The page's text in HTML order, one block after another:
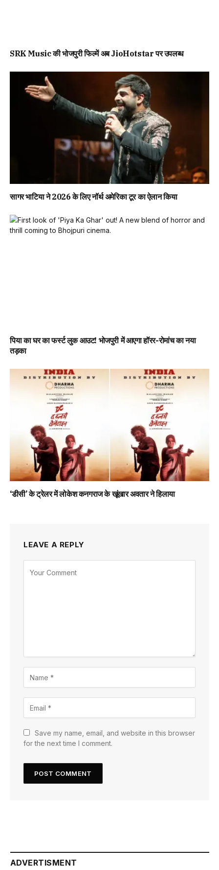
SRK Music की भोजपुरी फिल्में अब JioHotstar पर उपलब्ध
सागर भाटिया ने 2026 के लिए नॉर्थ अमेरिका टूर का ऐलान किया
पिया का घर का फर्स्ट लुक आउट! भोजपुरी में आएगा हॉरर-रोमांच का नया
तड़का
‘डीसी’ के ट्रेलर में लोकेश कनगराज के खूंखार अवतार ने हिलाया
LEAVE A REPLY
Save my name, email, and website in this browser
for the next time I comment.
ADVERTISMENT